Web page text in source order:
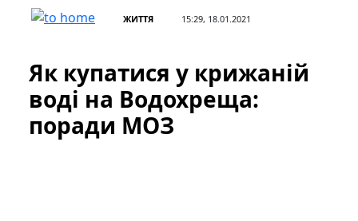
ЖИТТЯ 15:29, 18.01.2021
Як купатися у крижаній
воді на Водохреща:
поради МОЗ